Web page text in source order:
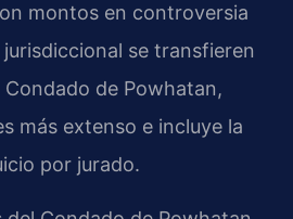
montos en controversia
se transfieren
de Powhatan,
más extenso e incluye la
por jurado.